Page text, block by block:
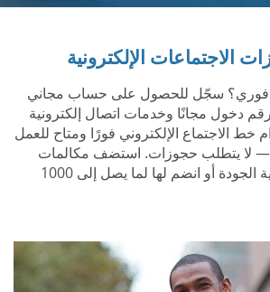
الاجتماعات الإلكترونية
فوري؟ سجّل للحصول على حساب مجاني
دخول مجانًا وخدمات اتصال إلكترونية
خط الاجتماع الإلكتروني فورًا ومتاح للعمل
— لا يتطلب حجوزات. استضف مكالمات
اجتماعات صوتية عالية الجودة أو انضم لها لما يصل إلى 1000